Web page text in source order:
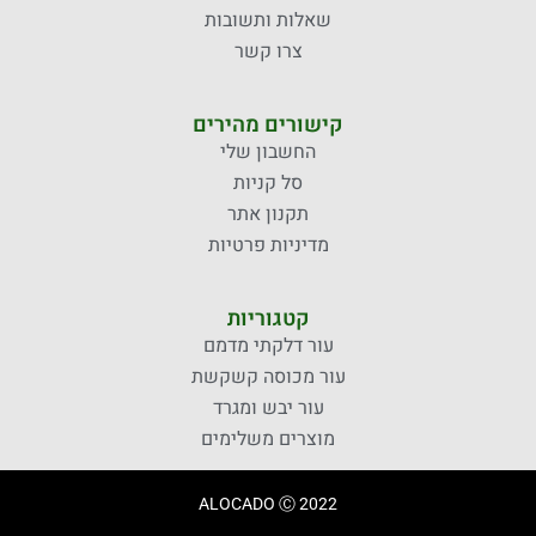
שאלות ותשובות
צרו קשר
קישורים מהירים
החשבון שלי
סל קניות
תקנון אתר
מדיניות פרטיות
קטגוריות
עור דלקתי מדמם
עור מכוסה קשקשת
עור יבש ומגרד
מוצרים משלימים
ALOCADO Ⓒ 2022